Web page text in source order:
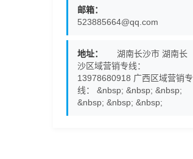
邮箱：
523885664@qq.com
地址：
湖南长沙市 湖南长
沙区域营销专线：
13978680918 广西区域营销专
线： &nbsp; &nbsp; &nbsp;
&nbsp; &nbsp; &nbsp;